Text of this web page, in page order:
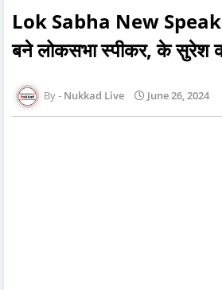
Lok Sabha New
बने लोकसभा स्पीकर, के सुरेश
Nukkad Live June 26, 2024